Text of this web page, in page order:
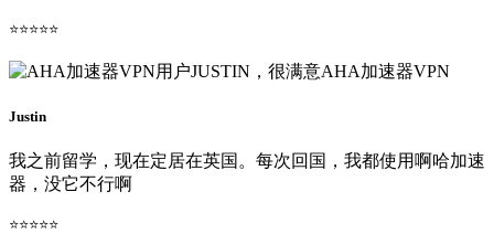
⭐⭐⭐⭐⭐
Justin
我之前留学，现在定居在英国。每次回国，我都使用啊哈加速
器，没它不行啊
⭐⭐⭐⭐⭐